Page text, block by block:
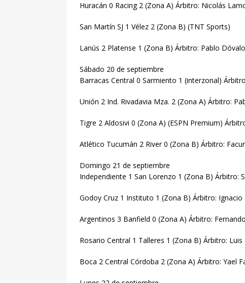
Huracán 0 Racing 2 (Zona A) Árbitro: Nicolás
San Martín SJ 1 Vélez 2 (Zona B) (TNT Sports)
Lanús 2 Platense 1 (Zona B) Árbitro: Pablo Dóvalo
Sábado 20 de septiembre
Barracas Central 0 Sarmiento 1 (interzonal)
Unión 2 Ind. Rivadavia Mza. 2 (Zona A) Árbitro:
Tigre 2 Aldosivi 0 (Zona A) (ESPN Premium)
Atlético Tucumán 2 River 0 (Zona B) Árbitro:
Domingo 21 de septiembre
Independiente 1 San Lorenzo 1 (Zona B) Árbitro:
Godoy Cruz 1 Instituto 1 (Zona B) Árbitro: Ignacio
Argentinos 3 Banfield 0 (Zona A) Árbitro:
Rosario Central 1 Talleres 1 (Zona B) Árbitro:
Boca 2 Central Córdoba 2 (Zona A) Árbitro: Yael